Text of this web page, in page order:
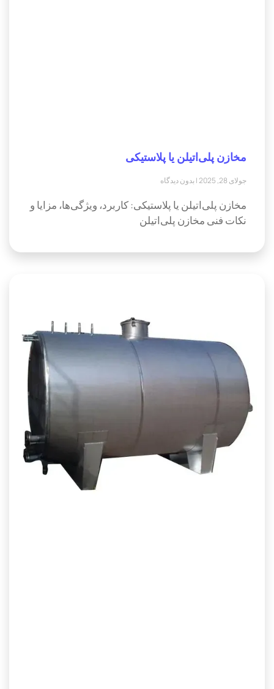
مخازن پلی‌اتیلن یا پلاستیکی
جولای 28, 2025 بدون دیدگاه
مخازن پلی‌اتیلن یا پلاستیکی: کاربرد، ویژگی‌ها، مزایا و
نکات فنی مخازن پلی‌اتیلن